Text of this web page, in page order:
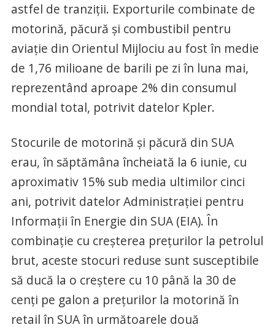
astfel de tranziții. Exporturile combinate de
motorină, păcură și combustibil pentru
aviație din Orientul Mijlociu au fost în medie
de 1,76 milioane de barili pe zi în luna mai,
reprezentând aproape 2% din consumul
mondial total, potrivit datelor Kpler.
Stocurile de motorină și păcură din SUA
erau, în săptămâna încheiată la 6 iunie, cu
aproximativ 15% sub media ultimilor cinci
ani, potrivit datelor Administrației pentru
Informații în Energie din SUA (EIA). În
combinație cu creșterea prețurilor la petrolul
brut, aceste stocuri reduse sunt susceptibile
să ducă la o creștere cu 10 până la 30 de
cenți pe galon a prețurilor la motorină în
retail în SUA în următoarele două